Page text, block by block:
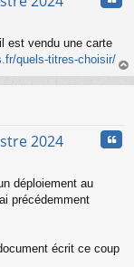
est vendu une carte
quels-titres-choisir/
au
2024
déploiement au
précédemment
écrit ce coup